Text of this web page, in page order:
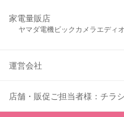
家電量販店
ヤマダ電機ビックカメラ エディ
運営会社
店舗・販促ご担当者様：チラ